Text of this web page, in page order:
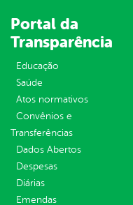
Portal da
Transparência
Educação
Saúde
Atos normativos
Convênios e
Transferências
Dados Abertos
Despesas
Diárias
Emendas